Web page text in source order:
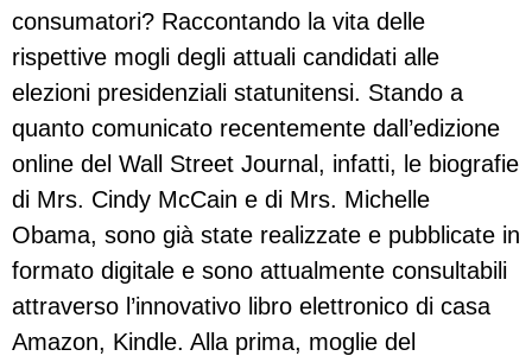
consumatori? Raccontando la vita delle
rispettive mogli degli attuali candidati alle
elezioni presidenziali statunitensi. Stando a
quanto comunicato recentemente dall’edizione
online del Wall Street Journal, infatti, le biografie
di Mrs. Cindy McCain e di Mrs. Michelle
Obama, sono già state realizzate e pubblicate in
formato digitale e sono attualmente consultabili
attraverso l’innovativo libro elettronico di casa
Amazon, Kindle. Alla prima, moglie del